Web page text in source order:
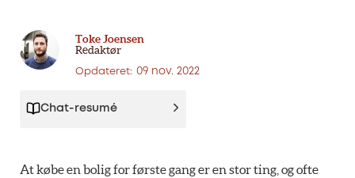
Toke Joensen
Redaktør
Opdateret: 09 nov. 2022
Chat-resumé
At købe en bolig for første gang er en stor ting, og ofte